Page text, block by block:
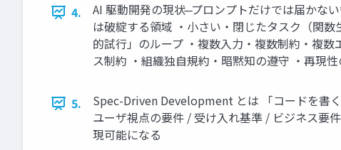
4.
AI 駆動開発の現状 ̶ プロンプトだけでは届かな
は破綻する領域 ・⼩さい・閉じたタスク（関
的試⾏」のループ ・複数⼊⼒・複数制約・複
ス制約 ・組織独⾃規約・暗黙知の遵守 ・再現
5.
Spec-Driven Development とは 「コードを書
ユーザ視点の要件 / 受け⼊れ基準 / ビジネス要
現可能になる